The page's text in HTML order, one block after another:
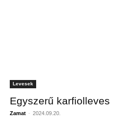
Levesek
Egyszerű karfiolleves
Zamat - 2024.09.20.